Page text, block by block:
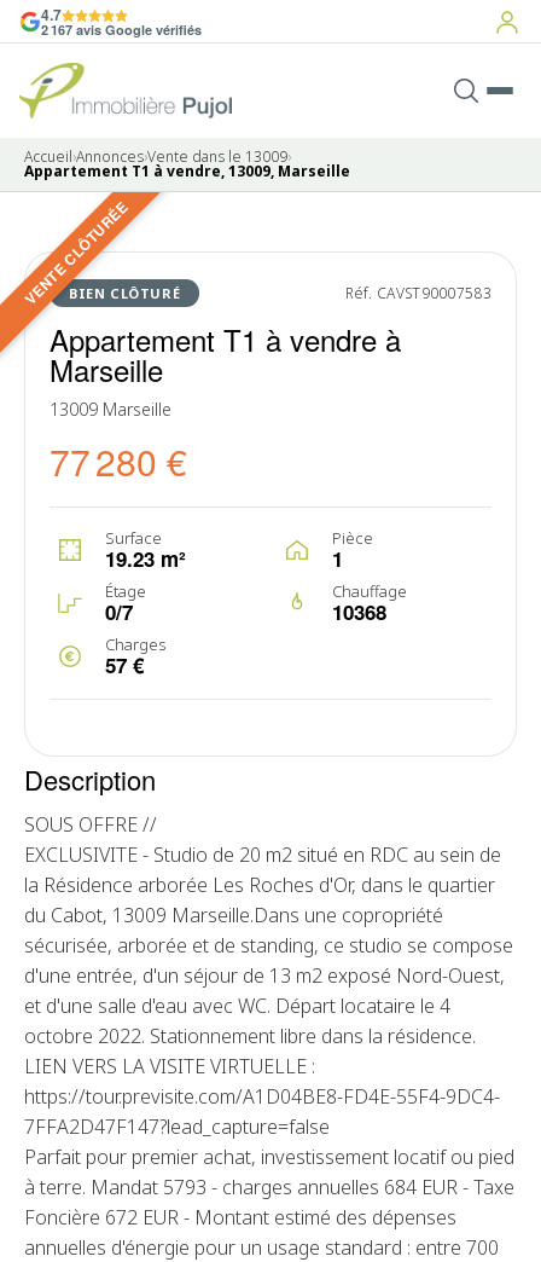
4.7
2 167 avis Google vérifiés
Accueil›Annonces›Vente dans le 13009›
Appartement T1 à vendre, 13009, Marseille
VENTE CLÔTURÉE
BIEN CLÔTURÉ Réf. CAVST90007583
Appartement T1 à vendre à
Marseille
13009 Marseille
77 280 €
Surface
19.23 m²
Pièce
1
Étage
0/7
Chauffage
10368
Charges
57 €
VENDU
5 photos
Description
SOUS OFFRE //
EXCLUSIVITE - Studio de 20 m2 situé en RDC au sein de
la Résidence arborée Les Roches d'Or, dans le quartier
du Cabot, 13009 Marseille.Dans une copropriété
sécurisée, arborée et de standing, ce studio se compose
d'une entrée, d'un séjour de 13 m2 exposé Nord-Ouest,
et d'une salle d'eau avec WC. Départ locataire le 4
octobre 2022. Stationnement libre dans la résidence.
LIEN VERS LA VISITE VIRTUELLE :
https://tour.previsite.com/A1D04BE8-FD4E-55F4-9DC4-
7FFA2D47F147?lead_capture=false
Parfait pour premier achat, investissement locatif ou pied
à terre. Mandat 5793 - charges annuelles 684 EUR - Taxe
Foncière 672 EUR - Montant estimé des dépenses
annuelles d'énergie pour un usage standard : entre 700